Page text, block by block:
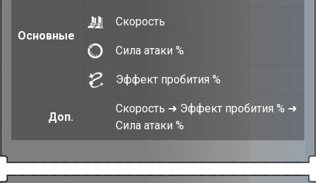
Основные
Скорость
Сила атаки %
Эффект пробития %
Доп.
Скорость ➜ Эффект пробития % ➜
Сила атаки %